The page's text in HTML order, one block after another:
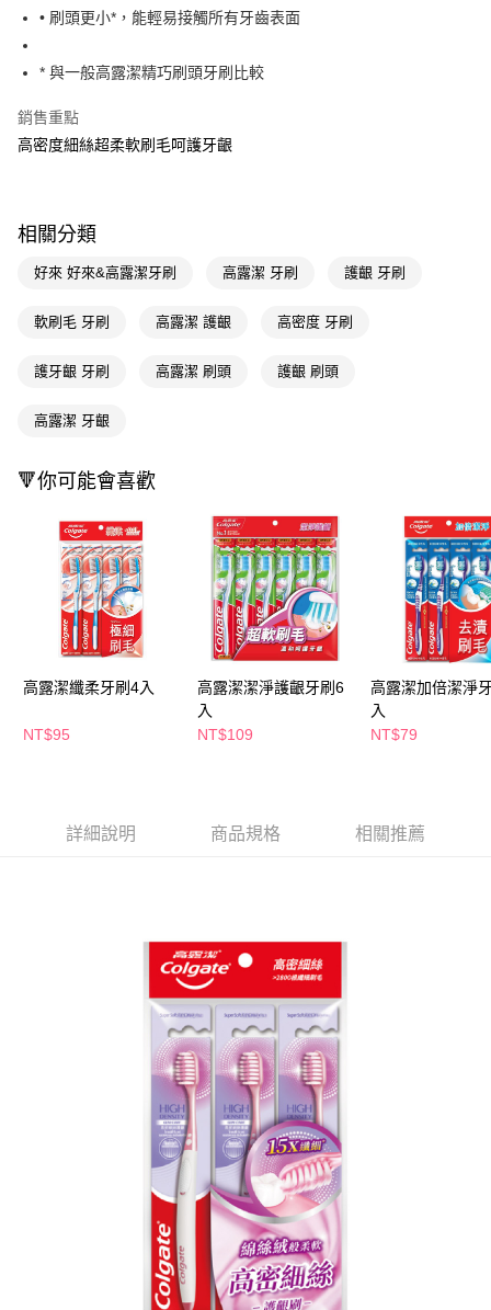
Google Pay
AFTEE先享後付
【關於「AFTEE先享後付」】
AFTEE先享後付是「在收到商品之後才付款」的支付方式。 讓您購物簡單
１．於結帳方式選擇「AFTEE先享後付」後，將跳轉至「AFTEE先享後付」
２．訂單成立數日內，您將收到繳費通知簡訊。
※ 請注意：結帳手續完成當下不需立刻繳費，但若您需要取消訂單，請聯絡
後付繳納相關費用。
客戶支援中心」https://netprotections.freshdesk.com/support/home
１．透過由恩沛科技股份有限公司提供之「AFTEE先享後付」服務完成之交
易，需依本服務之必要範圍內提供個人資料，並將交易相關給付款項請求債
權轉讓予恩沛科技股份有限公司。
２．關於個人資料處理事宜，請瀏覽以下網址：
https://aftee.tw/terms/#terms3
３．未成年的使用者請事先徵得法定代理人或監護人之同意方可使用
「AFTEE先享後付」，若未經同意申辦者引起之損失，本公司不負相關責
４．使用「AFTEE先享後付」時，將依據個別帳號之用戶狀況，依本公司即
時審查核予不同之上限額度；若仍有額度不足之情形，本公司將視審查結果
請求用戶進行身份認證。
即享券
全家取貨付款
每筆NT$65，滿NT$390(含以上)免運費
萊爾富取貨付款
每筆NT$65，滿NT$490(含以上)免運費
付款後7-11取貨
每筆NT$65，滿NT$490(含以上)免運費
宅配(本島)
付款後寶雅門市自取(由倉庫統一出貨)
每筆NT$80，滿NT$290(含以上)免運費
• 刷頭更小*，能輕易接觸所有牙齒表面
* 與一般高露潔精巧刷頭牙刷比較
銷售重點
高密度細絲超柔軟刷毛呵護牙齦
相關分類
好來 好來&高露潔牙刷 高露潔 牙刷 護齦 牙刷
軟刷毛 牙刷 高露潔 護齦 高密度 牙刷
護牙齦 牙刷 高露潔 刷頭 護齦 刷頭
高露潔 牙齦
🔻你可能會喜歡
高露潔纖柔牙刷4入
NT$95
高露潔潔淨護齦牙刷6
入
NT$109
高露潔加倍潔淨
入
NT$79
詳細說明 商品規格 相關推薦